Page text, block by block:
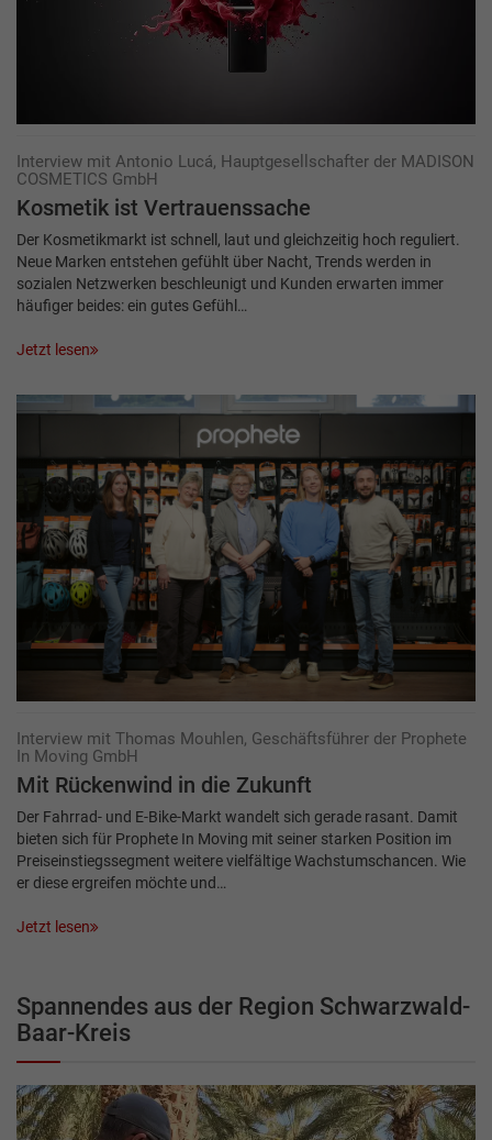
Interview mit Antonio Lucá, Hauptgesellschafter der MADISON
COSMETICS GmbH
Kosmetik ist Vertrauens­sache
Der Kosmetikmarkt ist schnell, laut und gleichzeitig hoch reguliert.
Neue Marken entstehen gefühlt über Nacht, Trends werden in
sozialen Netzwerken beschleunigt und Kunden erwarten immer
häufiger beides: ein gutes Gefühl…
Jetzt lesen
Interview mit Thomas Mouhlen, Geschäftsführer der Prophete
In Moving GmbH
Mit Rückenwind in die Zukunft
Der Fahrrad- und E-Bike-Markt wandelt sich gerade rasant. Damit
bieten sich für Prophete In Moving mit seiner starken Position im
Preiseinstiegssegment weitere vielfältige Wachstumschancen. Wie
er diese ergreifen möchte und…
Jetzt lesen
Spannendes aus der Region Schwarzwald-
Baar-Kreis